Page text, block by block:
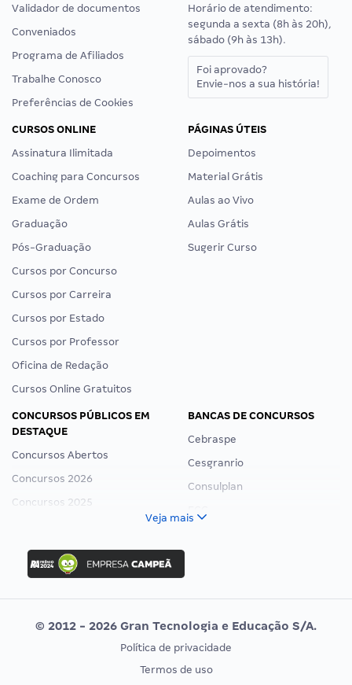
Validador de documentos
Conveniados
Programa de Afiliados
Trabalhe Conosco
Preferências de Cookies
Horário de atendimento:
segunda a sexta (8h às 20h),
sábado (9h às 13h).
Foi aprovado?
Envie-nos a sua história!
CURSOS ONLINE
Assinatura Ilimitada
Coaching para Concursos
Exame de Ordem
Graduação
Pós-Graduação
Cursos por Concurso
Cursos por Carreira
Cursos por Estado
Cursos por Professor
Oficina de Redação
Cursos Online Gratuitos
PÁGINAS ÚTEIS
Depoimentos
Material Grátis
Aulas ao Vivo
Aulas Grátis
Sugerir Curso
CONCURSOS PÚBLICOS EM
DESTAQUE
Concursos Abertos
Concursos 2026
Concursos 2025
Concurso Nacional Unificado
Concurso Ibama
Concurso MPU
Editais publicados
BANCAS DE CONCURSOS
Cebraspe
Cesgranrio
Consulplan
Vunesp
CONCURSOS POR PROFISSÃO
EXAME DE ORDEM
Veja mais
© 2012 - 2026 Gran Tecnologia e Educação S/A.
Política de privacidade
Termos de uso